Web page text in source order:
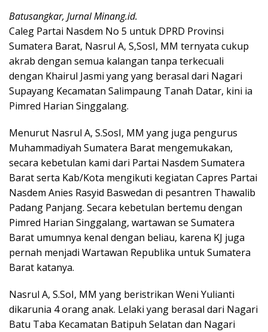
Batusangkar, Jurnal Minang.id.
Caleg Partai Nasdem No 5 untuk DPRD Provinsi
Sumatera Barat, Nasrul A, S,SosI, MM ternyata cukup
akrab dengan semua kalangan tanpa terkecuali
dengan Khairul Jasmi yang yang berasal dari Nagari
Supayang Kecamatan Salimpaung Tanah Datar, kini ia
Pimred Harian Singgalang.
Menurut Nasrul A, S.SosI, MM yang juga pengurus
Muhammadiyah Sumatera Barat mengemukakan,
secara kebetulan kami dari Partai Nasdem Sumatera
Barat serta Kab/Kota mengikuti kegiatan Capres Partai
Nasdem Anies Rasyid Baswedan di pesantren Thawalib
Padang Panjang. Secara kebetulan bertemu dengan
Pimred Harian Singgalang, wartawan se Sumatera
Barat umumnya kenal dengan beliau, karena KJ juga
pernah menjadi Wartawan Republika untuk Sumatera
Barat katanya.
Nasrul A, S.SoI, MM yang beristrikan Weni Yulianti
dikarunia 4 orang anak. Lelaki yang berasal dari Nagari
Batu Taba Kecamatan Batipuh Selatan dan Nagari